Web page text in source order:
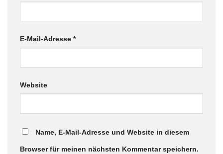
E-Mail-Adresse *
Website
Name, E-Mail-Adresse und Website in diesem
Browser für meinen nächsten Kommentar speichern.